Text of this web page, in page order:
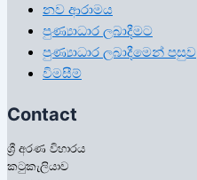
නව ආරාමය
පුණ්‍යාධාර ලබාදීමට
පුණ්‍යාධාර ලබාදීමෙන් පසුව
විමසීම්
Contact
ශ්‍රී අරණ විහාරය
කටුකැලියාව